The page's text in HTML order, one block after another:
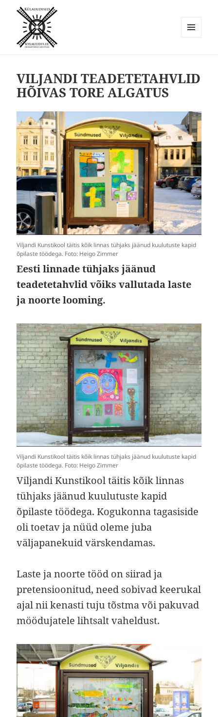
VILJANDI TEADETETAHVLID
HÕIVAS TORE ALGATUS
Viljandi Kunstikool täitis kõik linnas tühjaks jäänud kuulutuste kapid
õpilaste töödega. Foto: Heigo Zimmer
Eesti linnade tühjaks jäänud
teadetetahvlid võiks vallutada laste
ja noorte looming.
Viljandi Kunstikool täitis kõik linnas tühjaks jäänud kuulutuste kapid
õpilaste töödega. Foto: Heigo Zimmer
Viljandi Kunstikool täitis kõik linnas
tühjaks jäänud kuulutuste kapid
õpilaste töödega. Kogukonna tagasiside
oli toetav ja nüüd oleme juba
väljapanekuid värskendamas.
Laste ja noorte tööd on siirad ja
pretensioonitud, need sobivad keerukal
ajal nii kenasti tuju tõstma või pakuvad
möödujatele lihtsalt vaheldust.